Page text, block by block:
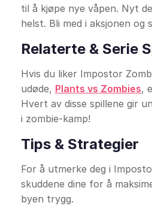
til å kjøpe nye våpen. Nyt
helst. Bli med i aksjonen og
Relaterte & Serie
Hvis du liker Impostor
udøde, Plants vs Zombies,
Hvert av disse spillene gir
i zombie-kamp!
Tips & Strategier
For å utmerke deg i
skuddene dine for å
byen trygg.